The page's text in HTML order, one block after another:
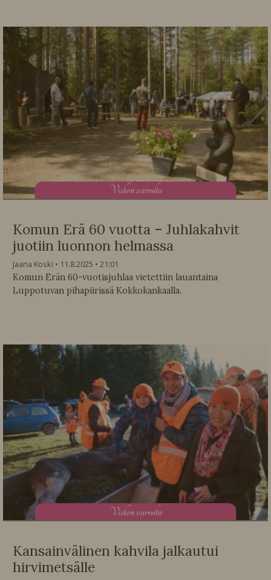
Viikon varrelta
Komun Erä 60 vuotta – Juhlakahvit
juotiin luonnon helmassa
Jaana Koski 11.8.2025
21:01
Komun Erän 60-vuotisjuhlaa vietettiin lauantaina
Luppotuvan pihapiirissä Kokkokankaalla.
Viikon varrelta
Kansainvälinen kahvila jalkautui
hirvimetsälle